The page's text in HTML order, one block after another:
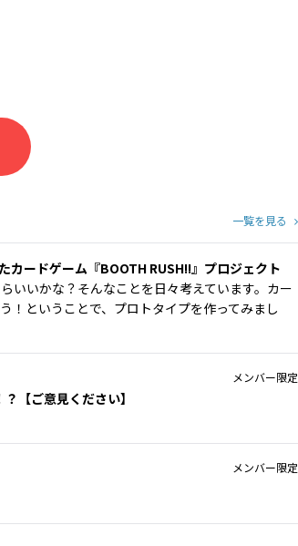
一覧を見る
ードゲーム『BOOTH RUSH!!』プロジェクト
いかな？そんなことを日々考えています。カー
！ということで、プロトタイプを作ってみまし
【ご意見ください】
メンバー限定
メンバー限定